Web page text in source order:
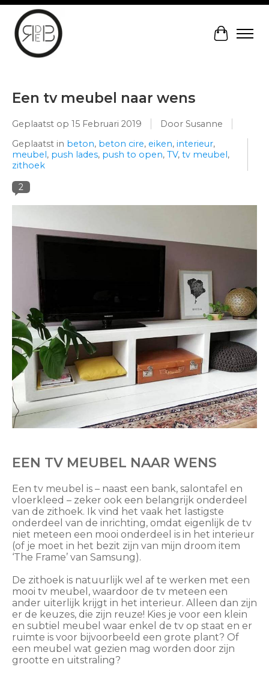
Een tv meubel naar wens
Geplaatst op 15 Februari 2019
Door Susanne
Geplaatst in beton, beton cire, eiken, interieur,
meubel, push lades, push to open, TV, tv meubel,
zithoek
2
EEN TV MEUBEL NAAR WENS
Een tv meubel is – naast een bank, salontafel en
vloerkleed – zeker ook een belangrijk onderdeel
van de zithoek. Ik vind het vaak het lastigste
onderdeel van de inrichting, omdat eigenlijk de tv
niet meteen een mooi onderdeel is in het interieur
(of je moet in het bezit zijn van mijn droom item
‘The Frame’ van Samsung).
De zithoek is natuurlijk wel af te werken met een
mooi tv meubel, waardoor de tv meteen een
ander uiterlijk krijgt in het interieur. Alleen dan zijn
er de keuzes, die zijn reuze! Kies je voor een klein
en subtiel meubel waar enkel de tv op staat en er
ruimte is voor bijvoorbeeld een grote plant? Of
een meubel wat gezien mag worden door zijn
grootte en uitstraling?